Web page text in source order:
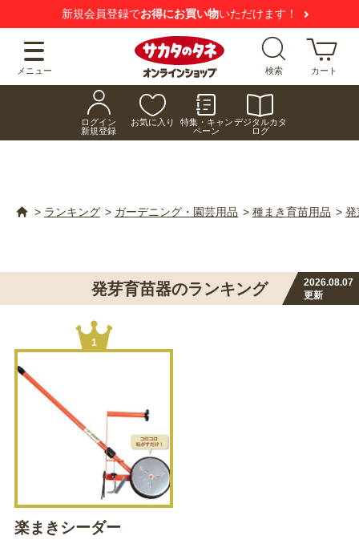
新規会員登録でお得にお買い物いただけます！
メニュー 検索 カート
ログイン
新規登録
お気に入り
特集・キャン
ペーン
デジタルカタ
ログ
> ランキング > ガーデニング・園芸用品 > 種まき育苗用品 > 発
発芽育苗器のランキング
2026.08.07
更新
1
楽まきシーダー